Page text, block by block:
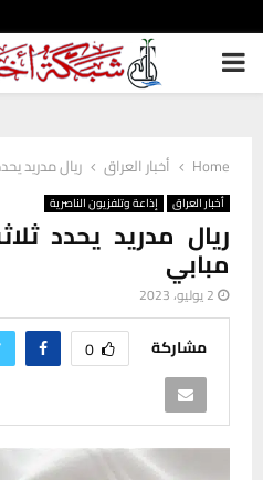
PRIMARY
Home أخبار العراق ريال مدريد
أخبار العراق إذاعة وتلفزيون الناصرية
ريال مدريد يحدد
مبابي
2 يوليو، 2023
مشاركة 0